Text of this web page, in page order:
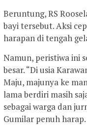
Beruntung, RS
bayi tersebut. Aksi
harapan di tengah
Namun, peristiwa ini
besar. “Di usia
Maju, majunya ke
lama berdiri masih
sebagai warga dan
Gumilar penuh harap.